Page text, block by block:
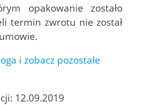
opakowanie zostało
termin zwrotu nie został
i zobacz pozostałe
12.09.2019